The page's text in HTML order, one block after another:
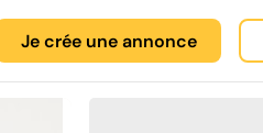
Je crée une annonce